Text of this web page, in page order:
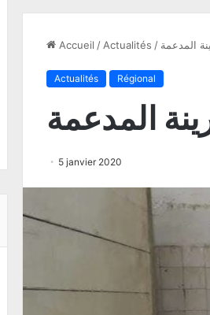
Accueil / Actualités /
Actualités Régional
5 janvier 2020